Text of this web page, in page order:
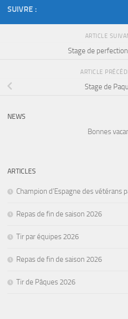
SUIVRE :
ARTICLE
Stage de
ARTICLE
Stage de
NEWS
Bonnes
ARTICLES
Champion d’Espagne des vétérans
Repas de fin de saison 2026
Tir par équipes 2026
Repas de fin de saison 2026
Tir de Pâques 2026